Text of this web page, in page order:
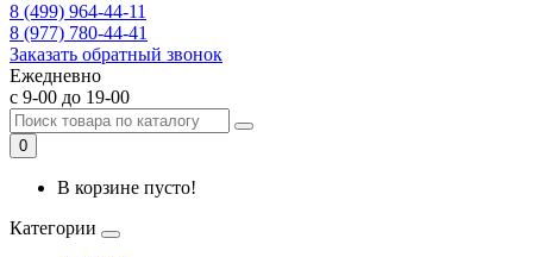
8 (499) 964-44-11
8 (977) 780-44-41
Заказать обратный звонок
Ежедневно
с 9-00 до 19-00
0
В корзине пусто!
Категории